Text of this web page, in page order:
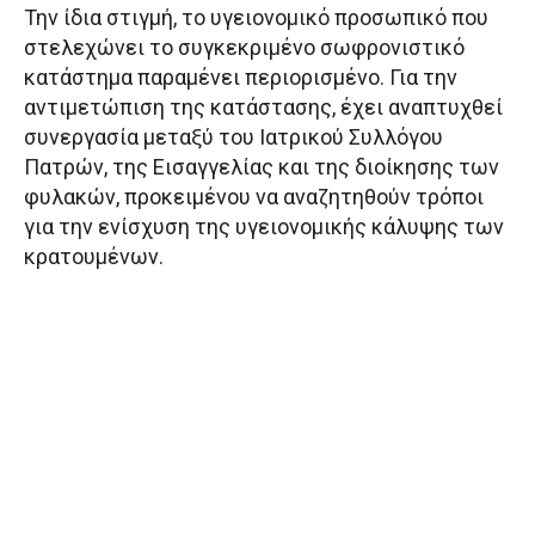
Την ίδια στιγμή, το υγειονομικό προσωπικό που
στελεχώνει το συγκεκριμένο σωφρονιστικό
κατάστημα παραμένει περιορισμένο. Για την
αντιμετώπιση της κατάστασης, έχει αναπτυχθεί
συνεργασία μεταξύ του Ιατρικού Συλλόγου
Πατρών, της Εισαγγελίας και της διοίκησης των
φυλακών, προκειμένου να αναζητηθούν τρόποι
για την ενίσχυση της υγειονομικής κάλυψης των
κρατουμένων.